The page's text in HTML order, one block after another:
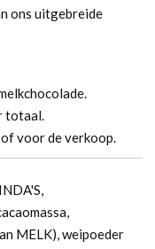
ons uitgebreide
totaal.
voor de verkoop.
MELK), weipoeder